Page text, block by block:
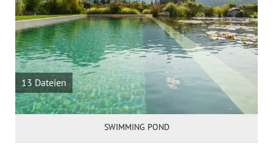
13 Dateien
SWIMMING POND